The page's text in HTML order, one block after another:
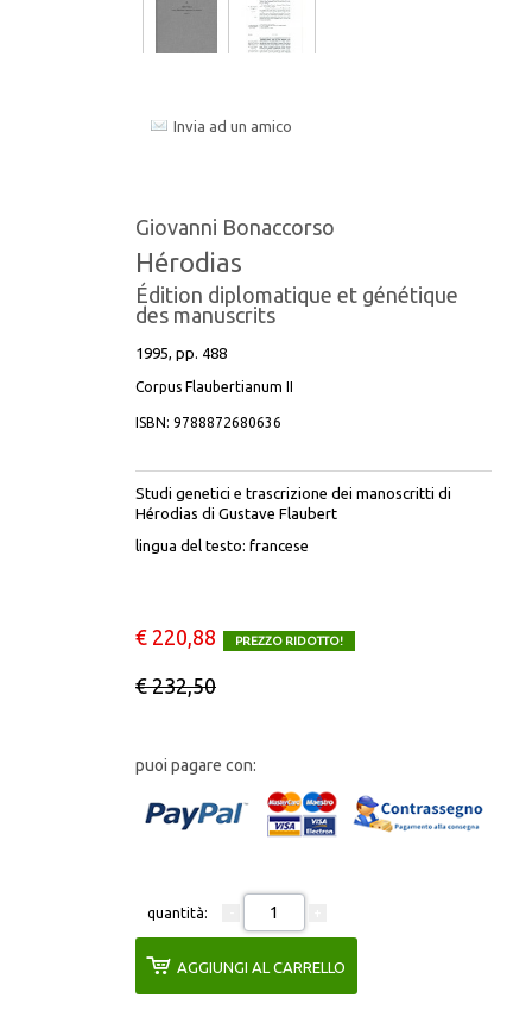
CATALOGHI
CORPUS FLAUBERTIANUM II
EDIZIONE NAZIONALE DEI TESTI
UMANISTICI
DELL’UNIVERSITÀ DI MESSINA
FUORI COLLANA
HISTORICA
IL TESTO
MONOGRAFIE DI ARCHEOLOGIA
MONUMENTA IURIDICA SICILIENSIA
ANALECTA PAPYROLOGICA
DRP RASSEGNA DI STUDI E RICERCHE
Invia ad un amico
Giovanni Bonaccorso
Hérodias
Édition diplomatique et génétique
des manuscrits
1995, pp. 488
Corpus Flaubertianum II
ISBN: 9788872680636
Studi genetici e trascrizione dei manoscritti di
Hérodias di Gustave Flaubert
lingua del testo: francese
€ 220,88 PREZZO RIDOTTO!
€ 232,50
puoi pagare con:
quantità:
AGGIUNGI AL CARRELLO